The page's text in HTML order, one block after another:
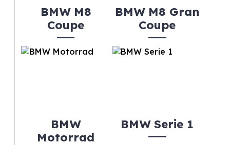
BMW M8
Coupe
BMW M8 Gran
Coupe
BMW
Motorrad
BMW Serie 1